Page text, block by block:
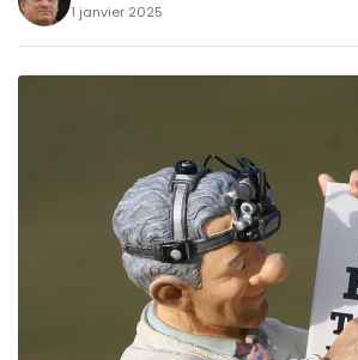
1 janvier 2025